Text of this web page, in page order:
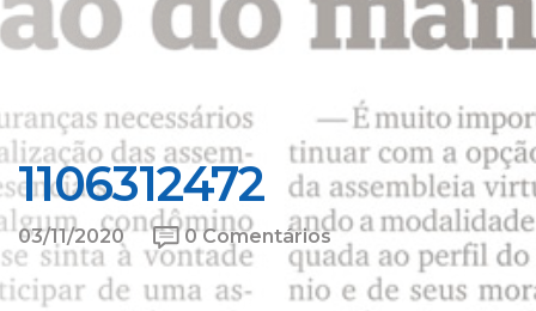
1106312472
03/11/2020 0 Comentários